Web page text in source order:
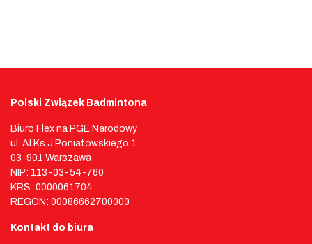
Polski Związek Badmintona
Biuro Flex na PGE Narodowy
ul. Al.Ks.J Poniatowskiego 1
03-901 Warszawa
NIP: 113-03-54-760
KRS: 0000061704
REGON: 00086662700000
Kontakt do biura